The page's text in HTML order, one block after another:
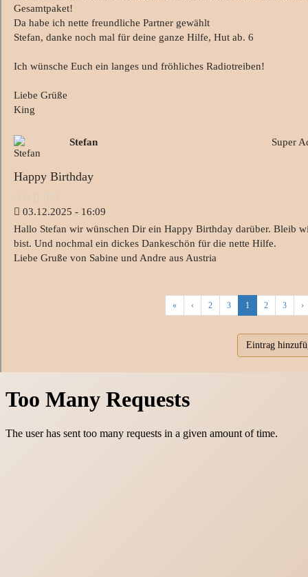
Gesamtpaket!
Da habe ich nette freundliche Partner gewählt
Stefan, danke noch mal für deine ganze Hilfe, Hut ab. 6
Ich wünsche Euch ein langes und fröhliches Radiotreiben!
Liebe Grüße
King
Stefan Super
Happy Birthday
03.12.2025 - 16:09
Hallo Stefan wir wünschen Dir ein Happy Birthday darüber. Bleib
bist. Und nochmal ein dickes Dankeschön für die nette Hilfe.
Liebe Gruße von Sabine und Andre aus Austria
« ‹ 2 3 1 2 3 ›
Eintrag